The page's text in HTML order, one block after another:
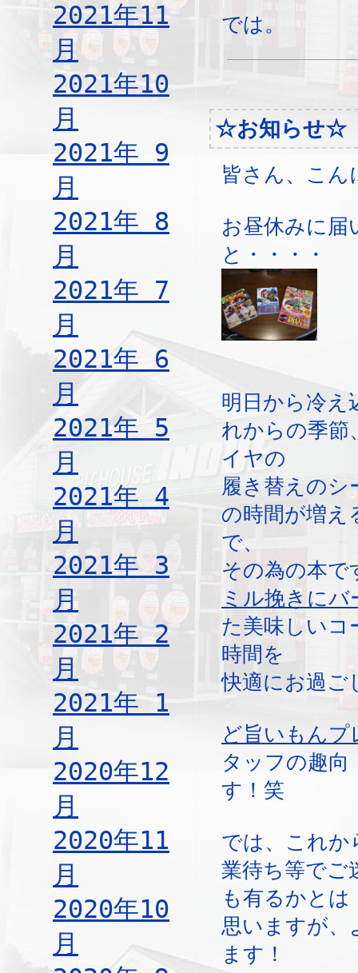
2021年11
月
2021年10
月
2021年 9
月
2021年 8
月
2021年 7
月
2021年 6
月
2021年 5
月
2021年 4
月
2021年 3
月
2021年 2
月
2021年 1
月
2020年12
月
2020年11
月
2020年10
月
では。
☆お知らせ☆
皆さん、こん
お昼休みに届
と・・・・
明日から冷え
れからの季節
イヤの
履き替えのシ
の時間が増え
で、
その為の本で
ミル挽きに
た美味しいコ
時間を
快適にお過ご
ど旨いもんプ
タッフの趣向
す！笑
では、これか
業待ち等でご
も有るかとは
思いますが、
ます！